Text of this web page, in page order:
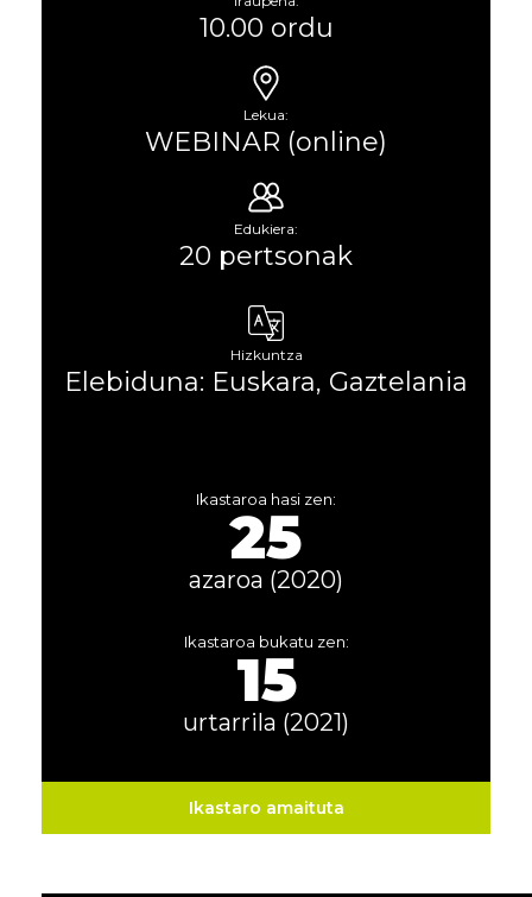
10.00 ordu
Lekua:
WEBINAR (online)
Edukiera:
20 pertsonak
Hizkuntza
Elebiduna: Euskara, Gaztelania
Ikastaroa hasi zen:
25
azaroa (2020)
Ikastaroa bukatu zen:
15
urtarrila (2021)
Ikastaro amaituta